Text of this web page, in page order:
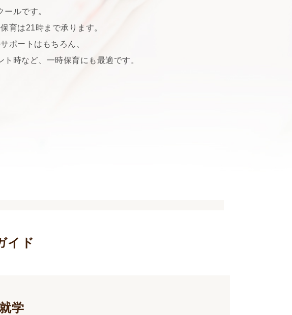
ルです。
育は21時まで承ります。
ポートはもちろん、
時など、一時保育にも最適です。
イド
学